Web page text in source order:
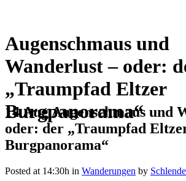
Augenschmaus und
Wanderlust – oder:
„Traumpfad Eltzer
Burgpanorama“
14 AugAugenschmaus und
oder: der „Traumpfad
Burgpanorama“
Posted at 14:30h in Wanderungen by